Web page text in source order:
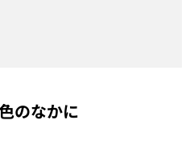
のなかに